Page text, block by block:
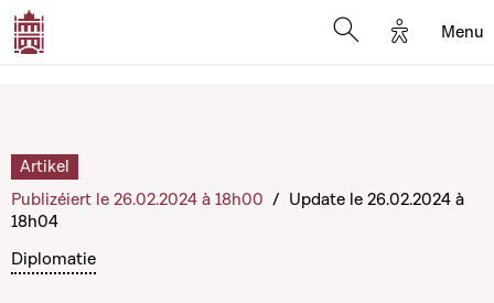
Options
Menu
Diplomatie
Artikel
Publizéiert le 26.02.2024 à 18h00 / Update le 26.02.2024 à
18h04